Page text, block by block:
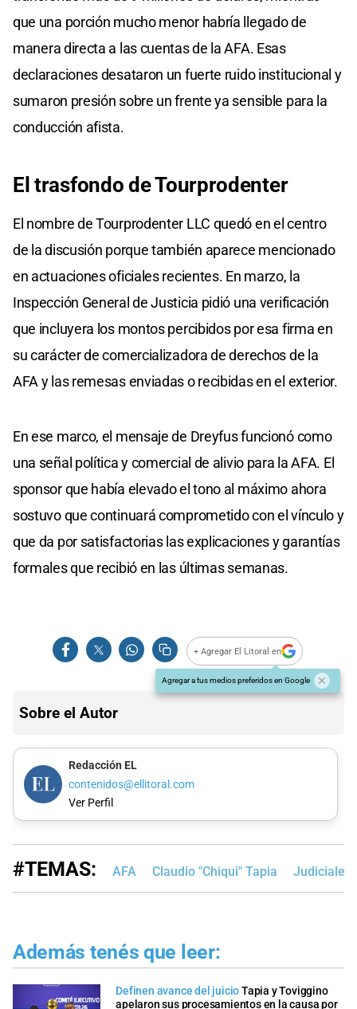
que una porción mucho menor habría llegado de
manera directa a las cuentas de la AFA. Esas
declaraciones desataron un fuerte ruido institucional y
sumaron presión sobre un frente ya sensible para la
conducción afista.
El trasfondo de Tourprodenter
El nombre de Tourprodenter LLC quedó en el centro
de la discusión porque también aparece mencionado
en actuaciones oficiales recientes. En marzo, la
Inspección General de Justicia pidió una verificación
que incluyera los montos percibidos por esa firma en
su carácter de comercializadora de derechos de la
AFA y las remesas enviadas o recibidas en el exterior.
En ese marco, el mensaje de Dreyfus funcionó como
una señal política y comercial de alivio para la AFA. El
sponsor que había elevado el tono al máximo ahora
sostuvo que continuará comprometido con el vínculo y
que da por satisfactorias las explicaciones y garantías
formales que recibió en las últimas semanas.
+ Agregar El Litoral en
Agregar a tus medios preferidos en Google
Sobre el Autor
Redacción EL
contenidos@ellitoral.com
Ver Perfil
#TEMAS: AFA Claudio "Chiqui" Tapia Judiciales
Además tenés que leer:
Definen avance del juicioTapia y Toviggino
apelaron sus procesamientos en la causa por